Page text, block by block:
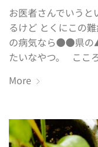
お医者さんでいうと
るけど とくにこの
の病気なら●●県
たいなやつ。 ここ
More